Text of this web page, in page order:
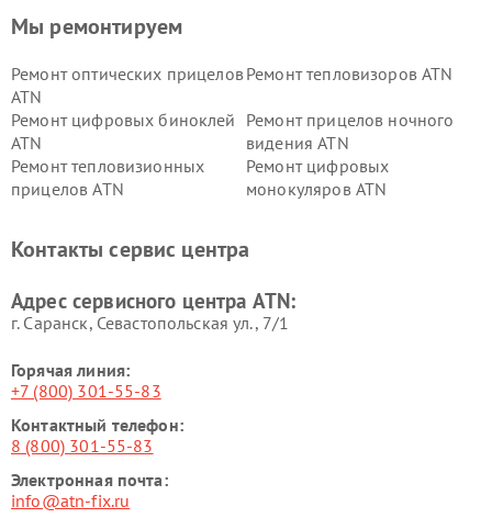
Мы ремонтируем
Ремонт оптических прицелов
ATN
Ремонт тепловизоров ATN
Ремонт цифровых биноклей
ATN
Ремонт прицелов ночного
видения ATN
Ремонт тепловизионных
прицелов ATN
Ремонт цифровых
монокуляров ATN
Контакты сервис центра
Адрес сервисного центра ATN:
г. Саранск, Севастопольская ул., 7/1
Горячая линия:
+7 (800) 301-55-83
Контактный телефон:
8 (800) 301-55-83
Электронная почта:
info@atn-fix.ru